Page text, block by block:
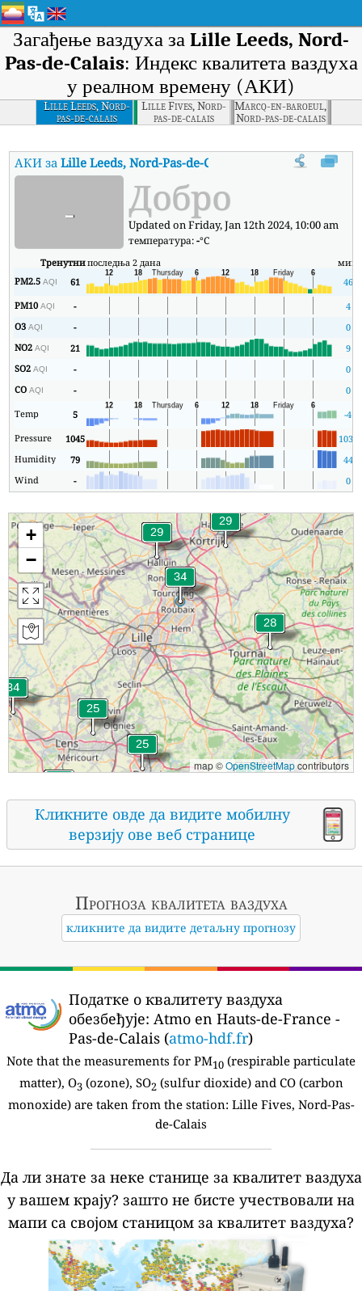
Загађење ваздуха за Lille Leeds, Nord-
Pas-de-Calais: Индекс квалитета ваздуха
у реалном времену (АКИ)
Lille Leeds, Nord-
pas-de-calais
Lille Fives, Nord-
pas-de-calais
Marcq-en-baroeul,
Nord-pas-de-calais
АКИ заLille Leeds, Nord-Pas-de-Calais Индекс квалитета
- Добро
Updated on Friday, Jan 12th 2024, 10:00 am
температура:-°C
Тренутнипоследња 2 дана мин
PM2.5AQI 61
46
PM10AQI -
4
O3AQI -
0
NO2AQI 21
9
SO2AQI -
0
COAQI -
0
Temp
5
-4
Pressure
1045 1039
Humidity
79
44
Wind
- 0
+
−
map ©OpenStreetMapcontributors
Кликните овде да видите мобилну
верзију ове веб странице
Прогноза квалитета ваздуха
кликните да видите детаљну прогнозу
Податке о квалитету ваздуха
обезбеђује: Atmo en Hauts-de-France -
Pas-de-Calais (atmo-hdf.fr)
Note that the measurements for PM10 (respirable particulate
matter), O3(ozone), SO2 (sulfur dioxide) and CO (carbon
monoxide) are taken from the station: Lille Fives, Nord-Pas-
de-Calais
Да ли знате за неке станице за квалитет ваздуха
у вашем крају? зашто не бисте учествовали на
мапи са својом станицом за квалитет ваздуха?